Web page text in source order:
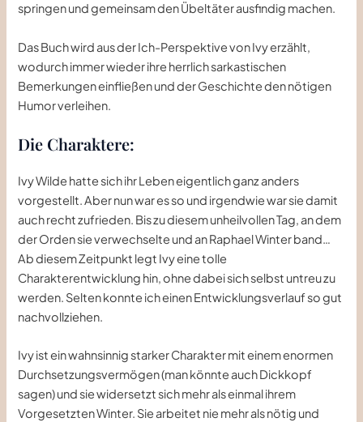
springen und gemeinsam den Übeltäter ausfindig machen.
Das Buch wird aus der Ich-Perspektive von Ivy erzählt,
wodurch immer wieder ihre herrlich sarkastischen
Bemerkungen einfließen und der Geschichte den nötigen
Humor verleihen.
Die Charaktere:
Ivy Wilde hatte sich ihr Leben eigentlich ganz anders
vorgestellt. Aber nun war es so und irgendwie war sie damit
auch recht zufrieden. Bis zu diesem unheilvollen Tag, an dem
der Orden sie verwechselte und an Raphael Winter band…
Ab diesem Zeitpunkt legt Ivy eine tolle
Charakterentwicklung hin, ohne dabei sich selbst untreu zu
werden. Selten konnte ich einen Entwicklungsverlauf so gut
nachvollziehen.
Ivy ist ein wahnsinnig starker Charakter mit einem enormen
Durchsetzungsvermögen (man könnte auch Dickkopf
sagen) und sie widersetzt sich mehr als einmal ihrem
Vorgesetzten Winter. Sie arbeitet nie mehr als nötig und